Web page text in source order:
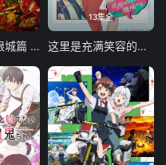
鬼灭之刃 无限城篇 第一章 猗窝座再袭
13集全
这里是充满笑容的职场。